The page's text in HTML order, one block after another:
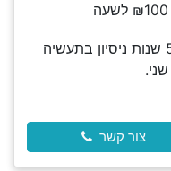
₪100 לשעה
מהנדס מכונות תואר ראשון מעל 5 שנות ניסיון בתעשיה
צור קשר